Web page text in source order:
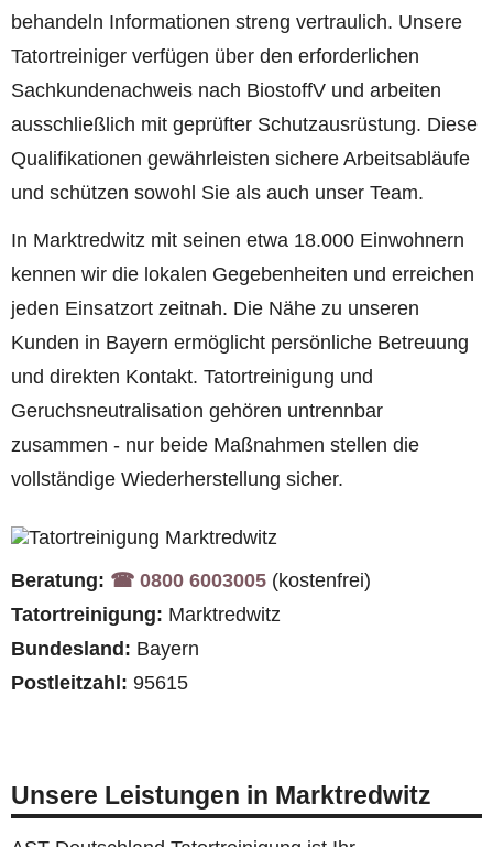
behandeln Informationen streng vertraulich. Unsere
Tatortreiniger verfügen über den erforderlichen
Sachkundenachweis nach BiostoffV und arbeiten
ausschließlich mit geprüfter Schutzausrüstung. Diese
Qualifikationen gewährleisten sichere Arbeitsabläufe
und schützen sowohl Sie als auch unser Team.
In Marktredwitz mit seinen etwa 18.000 Einwohnern
kennen wir die lokalen Gegebenheiten und erreichen
jeden Einsatzort zeitnah. Die Nähe zu unseren
Kunden in Bayern ermöglicht persönliche Betreuung
und direkten Kontakt. Tatortreinigung und
Geruchsneutralisation gehören untrennbar
zusammen - nur beide Maßnahmen stellen die
vollständige Wiederherstellung sicher.
Beratung: ☎︎ 0800 6003005 (kostenfrei)
Tatortreinigung: Marktredwitz
Bundesland: Bayern
Postleitzahl: 95615
Unsere Leistungen in Marktredwitz